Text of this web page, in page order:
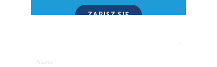
Nazwa
ZAPISZ SIĘ